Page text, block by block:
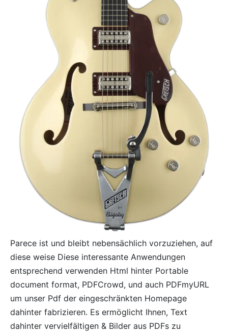
Parece ist und bleibt nebensächlich vorzuziehen, auf
diese weise Diese interessante Anwendungen
entsprechend verwenden Html hinter Portable
document format, PDFCrowd, und auch PDFmyURL
um unser Pdf der eingeschränkten Homepage
dahinter fabrizieren. Es ermöglicht Ihnen, Text
dahinter vervielfältigen & Bilder aus PDFs zu